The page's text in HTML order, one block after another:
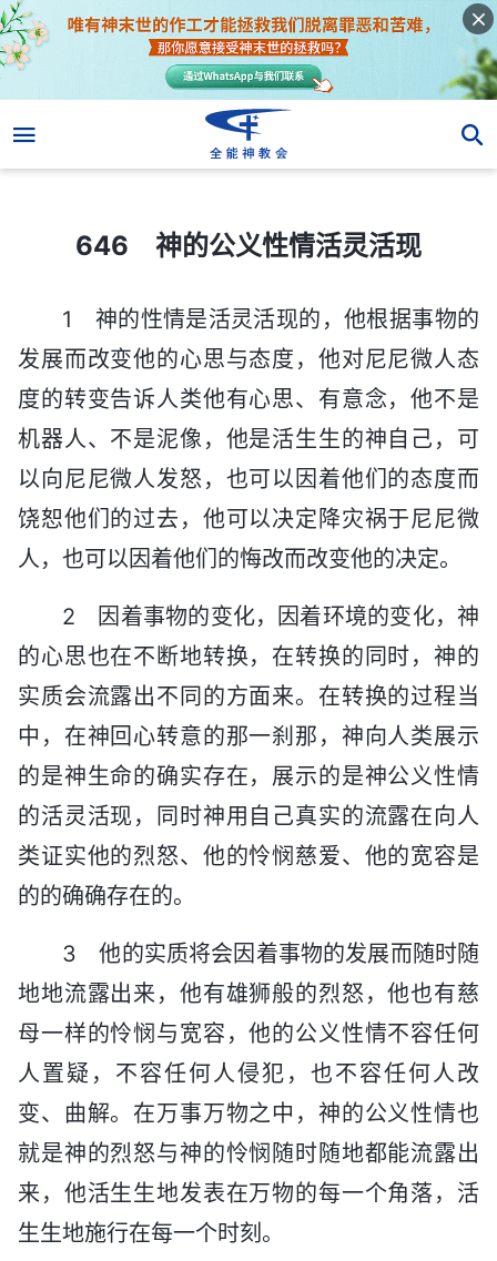
646 神的公义性情活灵活现
646 神的公义性情活灵活现
1 神的性情是活灵活现的，他根据事物的
发展而改变他的心思与态度，他对尼尼微人态
度的转变告诉人类他有心思、有意念，他不是
机器人、不是泥像，他是活生生的神自己，可
以向尼尼微人发怒，也可以因着他们的态度而
饶恕他们的过去，他可以决定降灾祸于尼尼微
人，也可以因着他们的悔改而改变他的决定。
2 因着事物的变化，因着环境的变化，神
的心思也在不断地转换，在转换的同时，神的
实质会流露出不同的方面来。在转换的过程当
中，在神回心转意的那一刹那，神向人类展示
的是神生命的确实存在，展示的是神公义性情
的活灵活现，同时神用自己真实的流露在向人
类证实他的烈怒、他的怜悯慈爱、他的宽容是
的的确确存在的。
3 他的实质将会因着事物的发展而随时随
地地流露出来，他有雄狮般的烈怒，他也有慈
母一样的怜悯与宽容，他的公义性情不容任何
人置疑，不容任何人侵犯，也不容任何人改
变、曲解。在万事万物之中，神的公义性情也
就是神的烈怒与神的怜悯随时随地都能流露出
来，他活生生地发表在万物的每一个角落，活
生生地施行在每一个时刻。